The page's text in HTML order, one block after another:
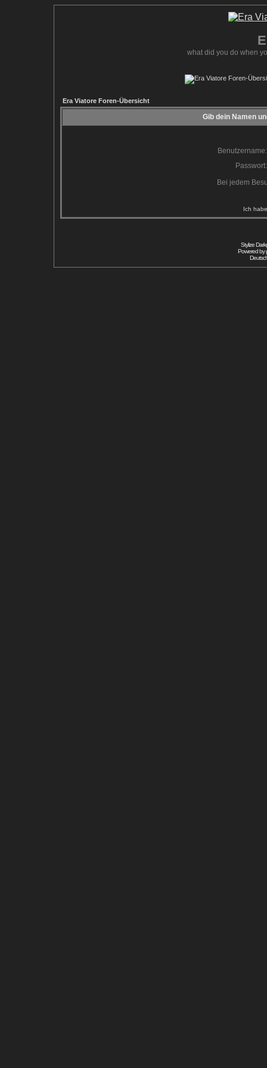
what did you do when
Era Viatore Foren-Übersicht
Gib dein Namen
Benutzername:
Passwort:
Bei jedem
Ich
Stylize
Powered by